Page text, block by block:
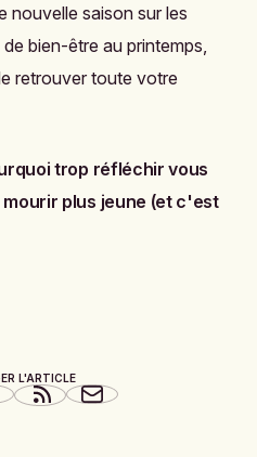
nouvelle saison sur les
bien-être au printemps,
retrouver toute votre
trop réfléchir vous
plus jeune (et c'est
L'ARTICLE